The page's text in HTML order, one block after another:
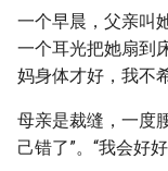
一个早晨，父亲叫
一个耳光把她扇到
妈身体才好，我不
母亲是裁缝，一度
己错了”。“我会好